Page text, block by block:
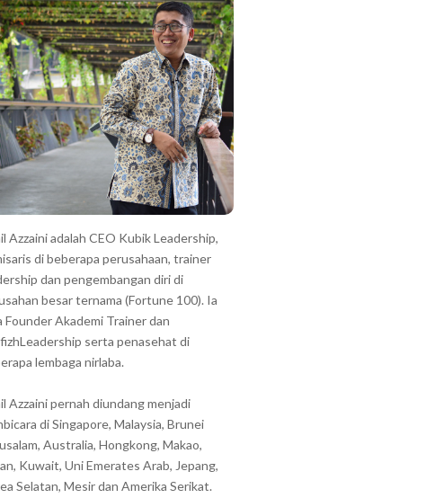
Azzaini adalah CEO Kubik Leadership,
di beberapa perusahaan, trainer
dan pengembangan diri di
besar ternama (Fortune 100). Ia
Founder Akademi Trainer dan
serta penasehat di
lembaga nirlaba.
Azzaini pernah diundang menjadi
di Singapore, Malaysia, Brunei
Australia, Hongkong, Makao,
Kuwait, Uni Emerates Arab, Jepang,
Selatan, Mesir dan Amerika Serikat.